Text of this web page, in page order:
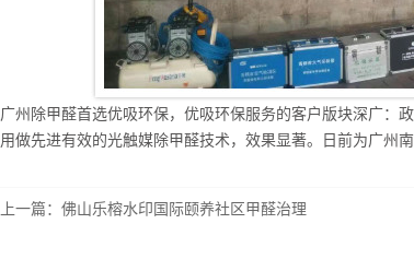
广州除甲醛首选优吸环保，优吸环保服务的客户版块深广：
用做先进有效的光触媒除甲醛技术，效果显著。日前为广州
上一篇： 佛山乐榕水印国际颐养社区甲醛治理